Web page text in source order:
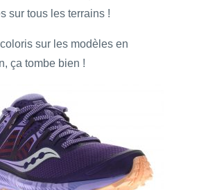
sur tous les terrains !
coloris sur les modèles en
ça tombe bien !